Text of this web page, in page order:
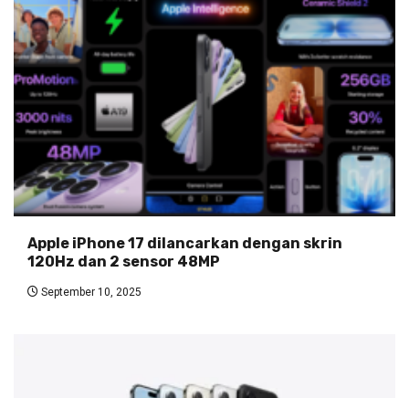
Apple iPhone 17 dilancarkan dengan skrin
120Hz dan 2 sensor 48MP
September 10, 2025